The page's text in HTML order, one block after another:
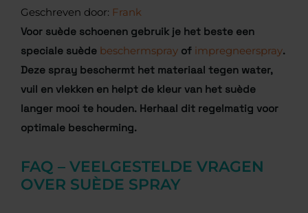
Frank
Voor suède schoenen gebruik je het beste een
speciale suède beschermspray of impregneerspray.
Deze spray beschermt het materiaal tegen water,
vuil en vlekken en helpt de kleur van het suède
langer mooi te houden. Herhaal dit regelmatig voor
optimale bescherming.
FAQ – VEELGESTELDE VRAGEN
OVER SUÈDE SPRAY